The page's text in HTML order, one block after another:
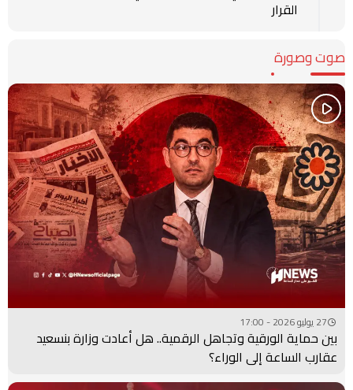
القرار
صوت وصورة
27 يوليو 2026 - 17:00
بين حماية الورقية وتجاهل الرقمية.. هل أعادت وزارة بنسعيد
عقارب الساعة إلى الوراء؟